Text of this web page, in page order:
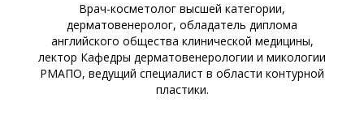
Врач-косметолог высшей категории,
дерматовенеролог, обладатель диплома
английского общества клинической медицины,
лектор Кафедры дерматовенерологии и микологии
РМАПО, ведущий специалист в области контурной
пластики.